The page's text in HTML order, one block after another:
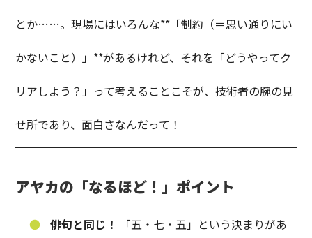
とか……。現場にはいろんな**「制約（＝思い通りにい
かないこと）」**があるけれど、それを「どうやってク
リアしよう？」って考えることこそが、技術者の腕の見
せ所であり、面白さなんだって！
アヤカの「なるほど！」ポイント
俳句と同じ！
「五・七・五」という決まりがあ